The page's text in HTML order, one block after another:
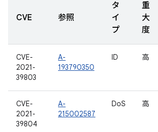
CVE 参照
タ
イ
プ
重
大
度
CVE-
2021-
39803
A-
193790350
ID 高
CVE-
2021-
39804
A-
215002587
DoS 高